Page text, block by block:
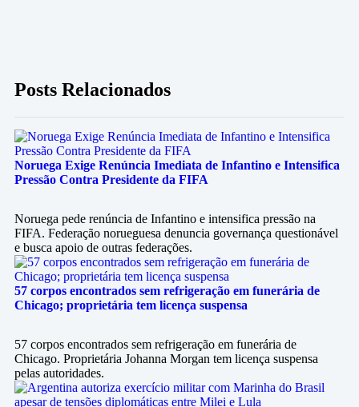
Posts Relacionados
Noruega Exige Renúncia Imediata de Infantino e Intensifica
Pressão Contra Presidente da FIFA
Noruega pede renúncia de Infantino e intensifica pressão na
FIFA. Federação norueguesa denuncia governança questionável
e busca apoio de outras federações.
57 corpos encontrados sem refrigeração em funerária de
Chicago; proprietária tem licença suspensa
57 corpos encontrados sem refrigeração em funerária de
Chicago. Proprietária Johanna Morgan tem licença suspensa
pelas autoridades.